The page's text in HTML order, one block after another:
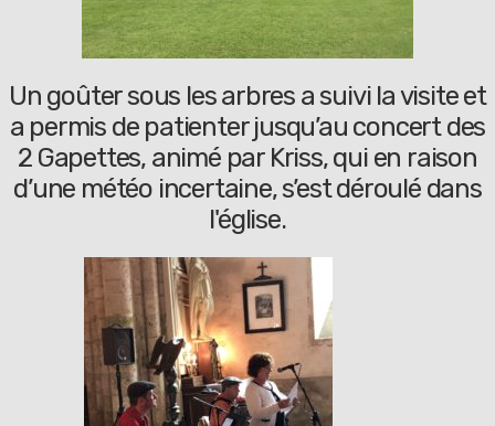
Un goûter sous les arbres a suivi la visite et
a permis de patienter jusqu’au concert des
2 Gapettes, animé par Kriss, qui en raison
d’une météo incertaine, s’est déroulé dans
l'église.